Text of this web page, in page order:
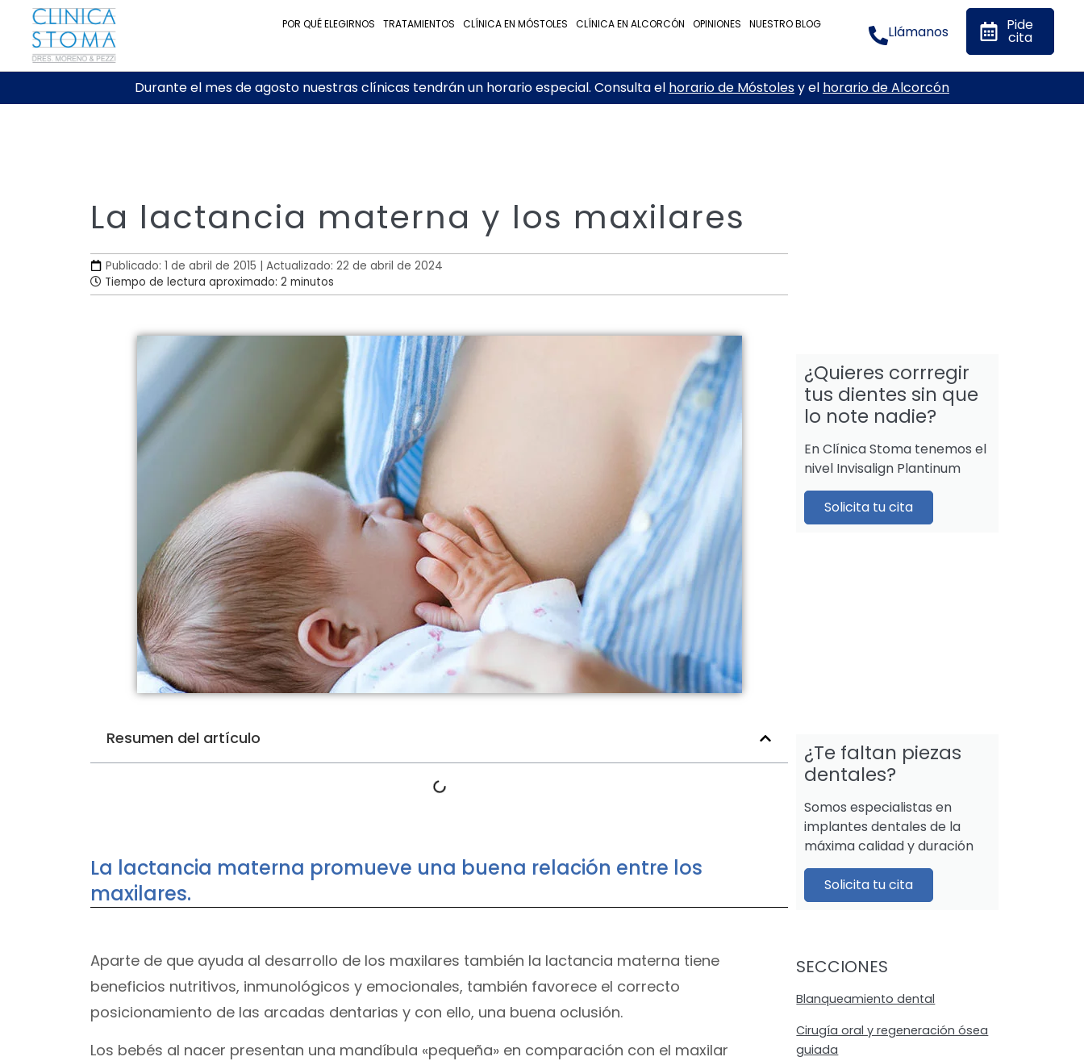
POR QUÉ ELEGIRNOS TRATAMIENTOS CLÍNICA EN MÓSTOLES CLÍNICA EN ALCORCÓN OPINIONES NUESTRO BLOG Llámanos Pide
cita
Durante el mes de agosto nuestras clínicas tendrán un horario especial. Consulta el horario de Móstolesy el horario de Alcorcón
La lactancia materna y los maxilares
Publicado: 1 de abril de 2015 | Actualizado: 22 de abril de 2024
Tiempo de lectura aproximado: 2 minutos
Resumen del artículo
La lactancia materna promueve una buena relación entre los
maxilares.
Aparte de que ayuda al desarrollo de los maxilares también la lactancia materna tiene
beneficios nutritivos, inmunológicos y emocionales, también favorece el correcto
posicionamiento de las arcadas dentarias y con ello, una buena oclusión.
Los bebés al nacer presentan una mandíbula «pequeña» en comparación con el maxilar
¿Quieres corrregir
tus dientes sin que
lo note nadie?
En Clínica Stoma tenemos el
nivel Invisalign Plantinum
Solicita tu cita
¿Te faltan piezas
dentales?
Somos especialistas en
implantes dentales de la
máxima calidad y duración
Solicita tu cita
SECCIONES
Blanqueamiento dental
Cirugía oral y regeneración ósea
guiada